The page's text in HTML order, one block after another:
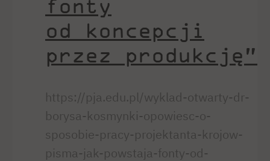
fonty
od koncepcji
przez produkcję”
https://pja.edu.pl/wyklad-otwarty-dr-
borysa-kosmynki-opowiesc-o-
sposobie-pracy-projektanta-krojow-
pisma-jak-powstaja-fonty-od-